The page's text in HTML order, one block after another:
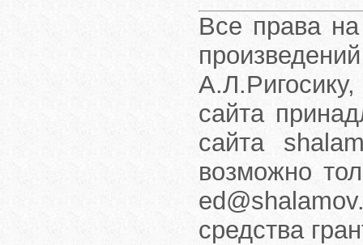
Все права на
сайта
сайта
возможно
средства